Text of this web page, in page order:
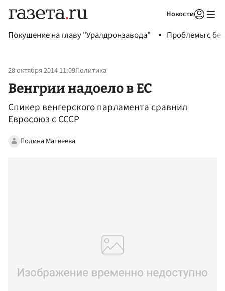
Новости
Покушение на главу "Уралдронзавода" Проблемы с
28 октября 2014 11:09Политика
Венгрии надоело в ЕС
Спикер венгерского парламента сравнил
Евросоюз с СССР
Полина Матвеева